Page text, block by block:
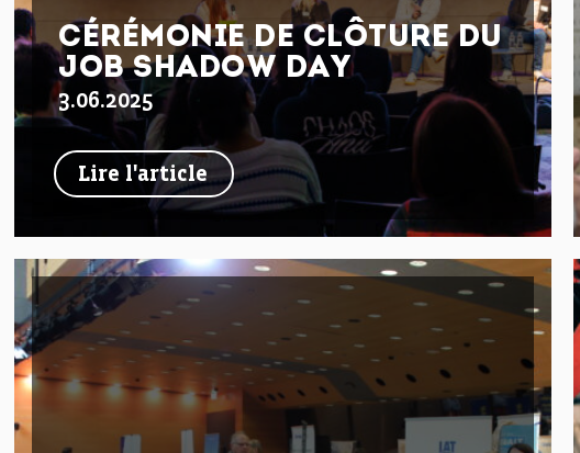
CÉRÉMONIE DE CLÔTURE DU
JOB SHADOW DAY
Lire l'article
3.06.2025